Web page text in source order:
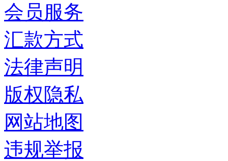
会员服务
汇款方式
法律声明
版权隐私
网站地图
违规举报